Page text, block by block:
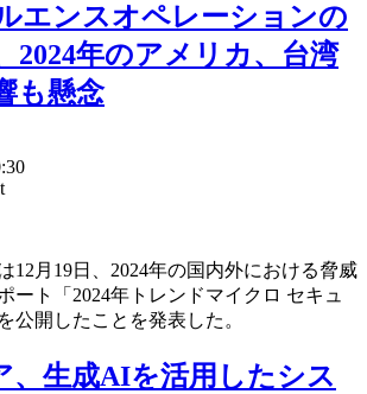
エンスオペレーションの
2024年のアメリカ、台湾
も懸念
12月19日、2024年の国内外における脅威
ート「2024年トレンドマイクロ セキュ
公開したことを発表した。
、生成AIを活用したシス